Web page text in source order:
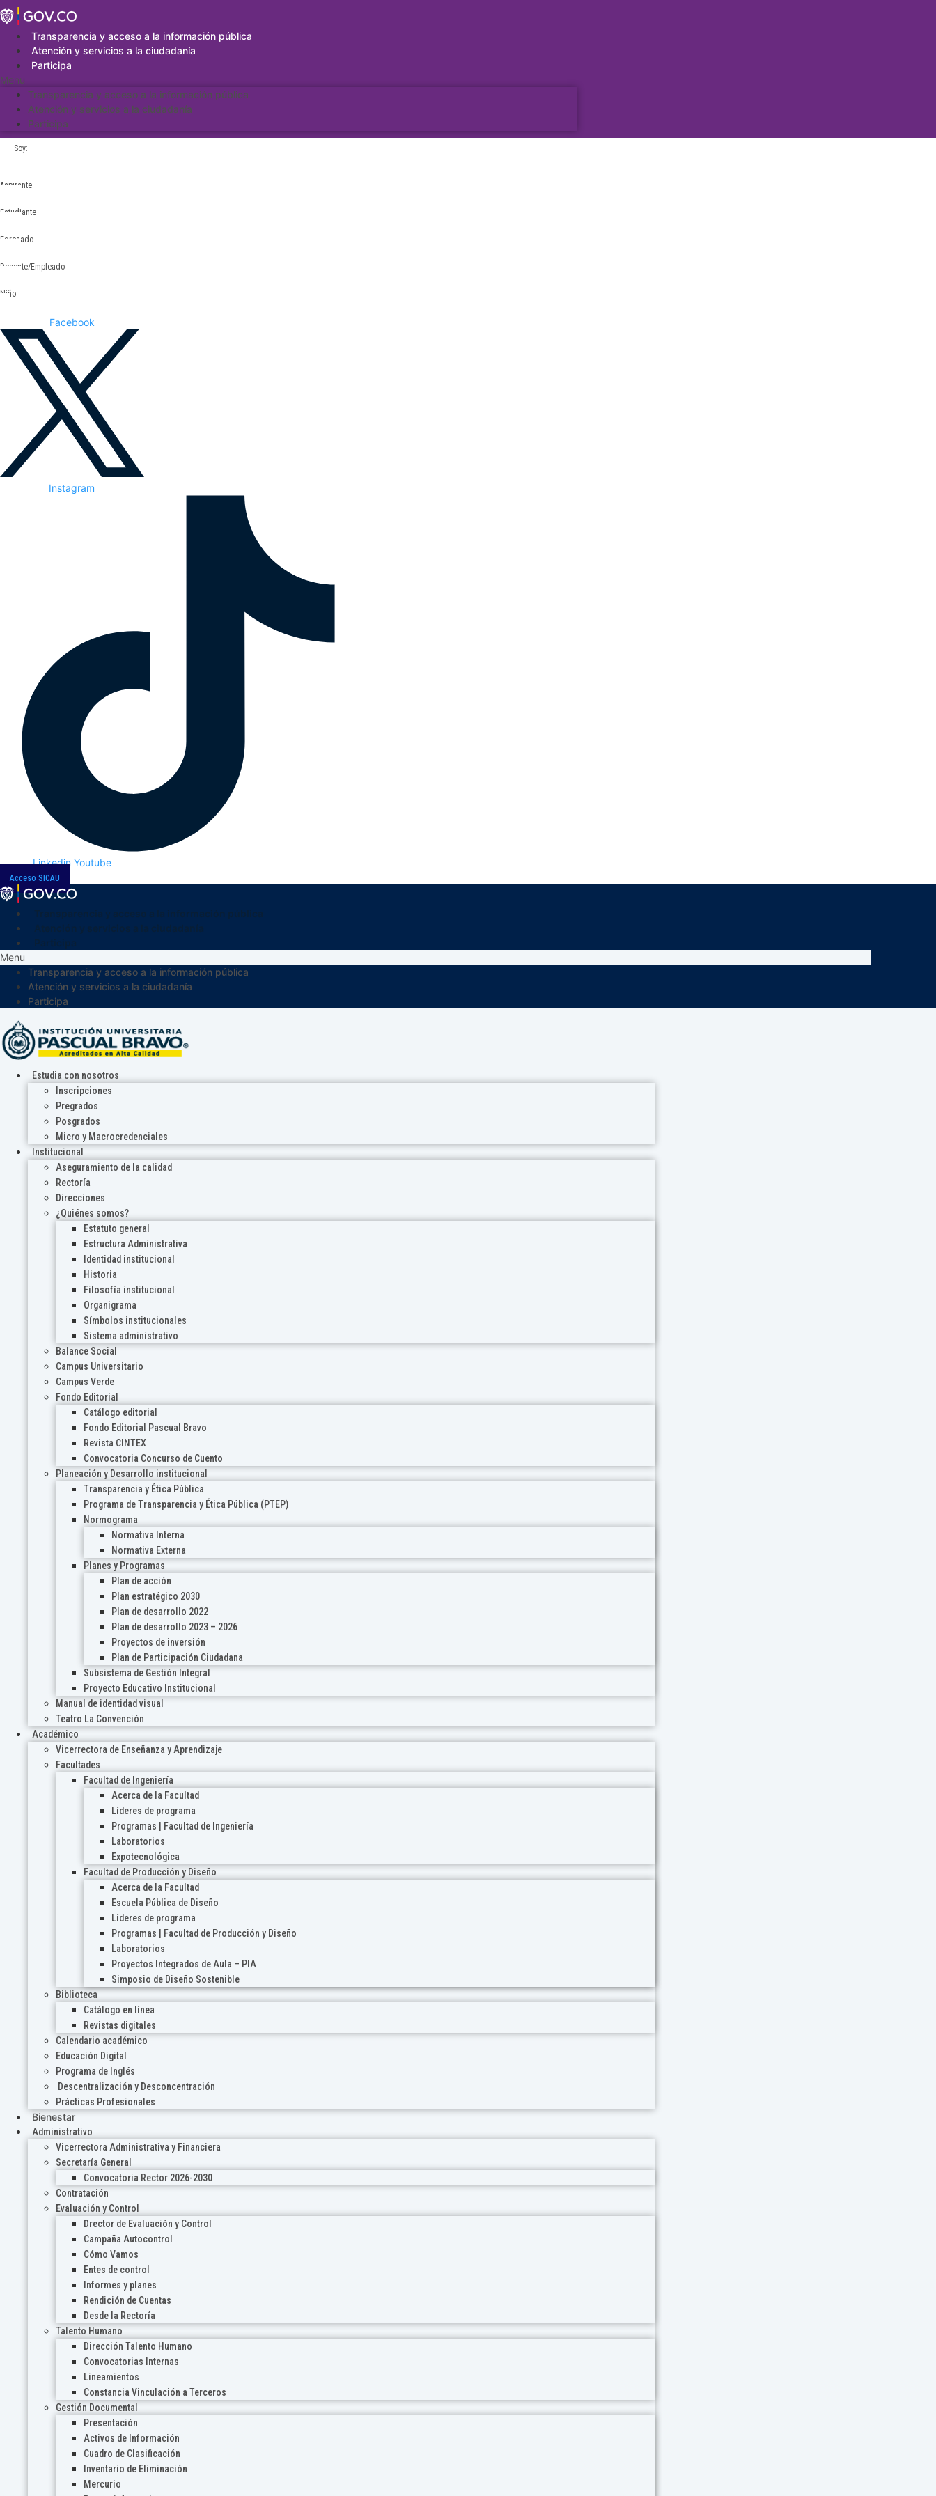
Saltar
al
contenidoTransparencia y acceso a la información pública
Atención y servicios a la ciudadanía
Participa
Menu
Transparencia y acceso a la información pública
Atención y servicios a la ciudadanía
Participa
Soy:
Aspirante
Estudiante
Egresado
Docente/Empleado
Niño
Facebook
Instagram
Linkedin Youtube
Acceso SICAU
Menu
Transparencia y acceso a la información pública
Atención y servicios a la ciudadanía
Participa
Estudia con nosotros
Inscripciones
Pregrados
Posgrados
Micro y Macrocredenciales
Institucional
Aseguramiento de la calidad
Rectoría
Direcciones
¿Quiénes somos?
Estatuto general
Estructura Administrativa
Identidad institucional
Historia
Filosofía institucional
Organigrama
Símbolos institucionales
Sistema administrativo
Balance Social
Campus Universitario
Campus Verde
Fondo Editorial
Catálogo editorial
Fondo Editorial Pascual Bravo
Revista CINTEX
Convocatoria Concurso de Cuento
Planeación y Desarrollo institucional
Transparencia y Ética Pública
Programa de Transparencia y Ética Pública (PTEP)
Normograma
Normativa Interna
Normativa Externa
Planes y Programas
Plan de acción
Plan estratégico 2030
Plan de desarrollo 2022
Plan de desarrollo 2023 – 2026
Proyectos de inversión
Plan de Participación Ciudadana
Subsistema de Gestión Integral
Proyecto Educativo Institucional
Manual de identidad visual
Teatro La Convención
Académico
Vicerrectora de Enseñanza y Aprendizaje
Facultades
Facultad de Ingeniería
Acerca de la Facultad
Líderes de programa
Programas | Facultad de Ingeniería
Laboratorios
Expotecnológica
Facultad de Producción y Diseño
Acerca de la Facultad
Escuela Pública de Diseño
Líderes de programa
Programas | Facultad de Producción y Diseño
Laboratorios
Proyectos Integrados de Aula – PIA
Simposio de Diseño Sostenible
Biblioteca
Catálogo en línea
Revistas digitales
Calendario académico
Educación Digital
Programa de Inglés
Descentralización y Desconcentración
Prácticas Profesionales
Bienestar
Administrativo
Vicerrectora Administrativa y Financiera
Secretaría General
Convocatoria Rector 2026-2030
Contratación
Evaluación y Control
Drector de Evaluación y Control
Campaña Autocontrol
Cómo Vamos
Entes de control
Informes y planes
Rendición de Cuentas
Desde la Rectoría
Talento Humano
Dirección Talento Humano
Convocatorias Internas
Lineamientos
Constancia Vinculación a Terceros
Gestión Documental
Presentación
Activos de Información
Cuadro de Clasificación
Inventario de Eliminación
Mercurio